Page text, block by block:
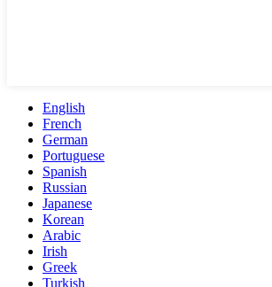
English
French
German
Portuguese
Spanish
Russian
Japanese
Korean
Arabic
Irish
Greek
Turkish